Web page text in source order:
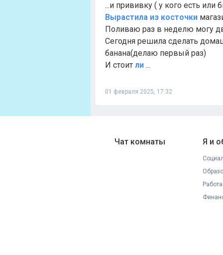
...и прививку ( у кого есть или
Вырастила из косточки
Поливаю раз в неделю могу
Сегодня решила сделать
банана(делаю первый раз)
И стоит ли ...
01 февраля 2025, 17:32
Чат комнаты Я и
Работа